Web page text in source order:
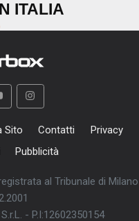
ITALIA
Sito Contatti
Privacy
Pubblicità
al Tribunale di Milano
- P.I:12602350154